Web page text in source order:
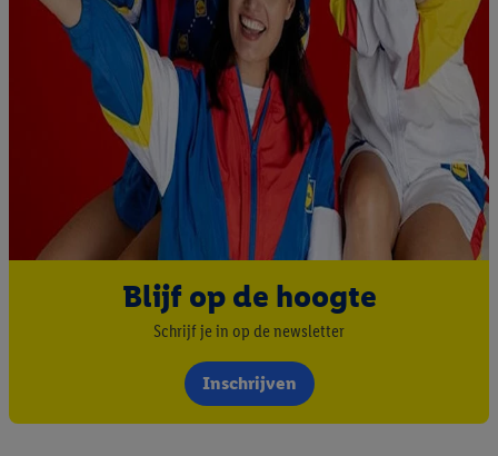
Blijf op de hoogte
Schrijf je in op de newsletter
Inschrijven